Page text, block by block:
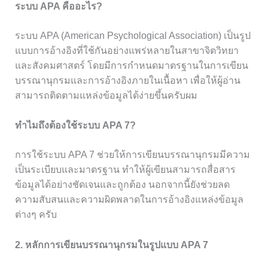
ระบบ APA คืออะไร?
ระบบ APA (American Psychological Association) เป็นรูป
แบบการอ้างอิงที่ใช้กันอย่างแพร่หลายในสาขาจิตวิทยา
และสังคมศาสตร์ โดยมีการกำหนดมาตรฐานในการเขียน
บรรณานุกรมและการอ้างอิงภายในเนื้อหา เพื่อให้ผู้อ่าน
สามารถติดตามแหล่งข้อมูลได้ง่ายขึ้นครับผม
ทำไมถึงต้องใช้ระบบ APA 7?
การใช้ระบบ APA 7 ช่วยให้การเขียนบรรณานุกรมมีความ
เป็นระเบียบและมาตรฐาน ทำให้ผู้เขียนสามารถสื่อสาร
ข้อมูลได้อย่างชัดเจนและถูกต้อง นอกจากนี้ยังช่วยลด
ความสับสนและความผิดพลาดในการอ้างอิงแหล่งข้อมูล
ต่างๆ ครับ
2. หลักการเขียนบรรณานุกรมในรูปแบบ APA 7